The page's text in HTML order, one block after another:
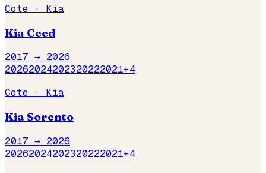
Cote · Kia
Kia Ceed
2017 → 2026
20262024202320222021+4
Cote · Kia
Kia Sorento
2017 → 2026
20262024202320222021+4